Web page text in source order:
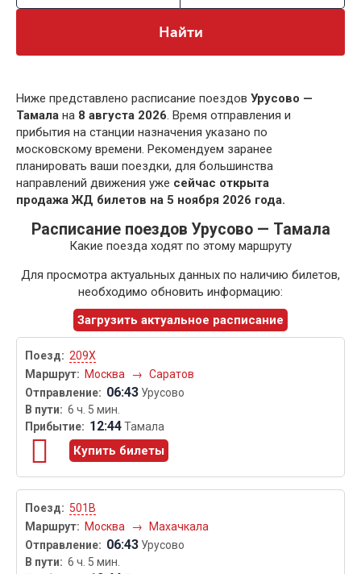
Найти
Ниже представлено расписание поездов Урусово —
Тамала на 8 августа 2026. Время отправления и
прибытия на станции назначения указано по
московскому времени. Рекомендуем заранее
планировать ваши поездки, для большинства
направлений движения уже сейчас открыта
продажа ЖД билетов на 5 ноября 2026 года.
Расписание поездов Урусово — Тамала
Какие поезда ходят по этому маршруту
Для просмотра актуальных данных по наличию билетов,
необходимо обновить информацию:
Загрузить актуальное расписание
209Х
Москва
→ Саратов
06:43 Урусово
6 ч. 5 мин.
12:44Тамала
Купить билеты
501В
Москва
→ Махачкала
06:43 Урусово
6 ч. 5 мин.